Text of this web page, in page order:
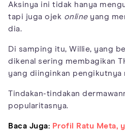
Aksinya ini tidak hanya
tapi juga ojek onlineyang
dia.
Di samping itu, Willie, yang
dikenal sering membagikan
yang diinginkan pengikutnya
Tindakan-tindakan
popularitasnya.
Baca Juga: Profil Ratu Meta,